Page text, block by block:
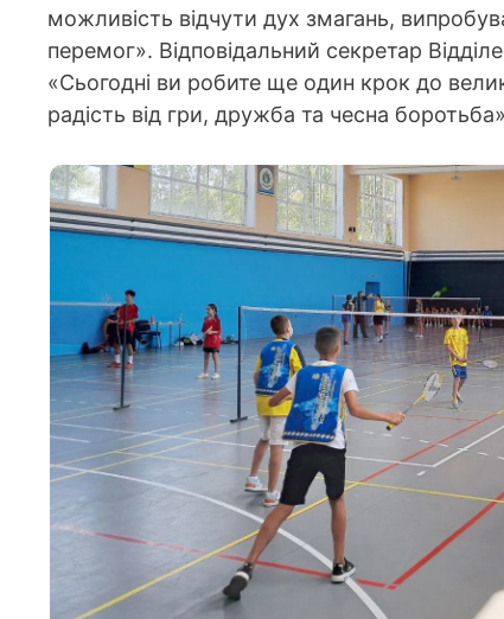
можливість відчути дух змагань,
перемог». Відповідальний секретар
«Сьогодні ви робите ще один крок до
радість від гри, дружба та чесна